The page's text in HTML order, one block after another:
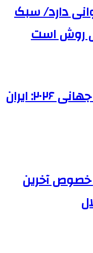
دارد/ سبک
روش است
یک امتیاز تا صعود به جام جهانی ۲۰۲۶: ایران
خصوص آخرین